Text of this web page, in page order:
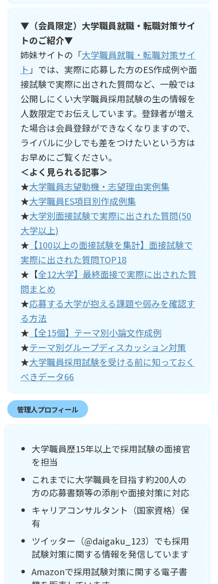
▼（会員限定）大学職員就職・転職対策サイ
トのご紹介▼
姉妹サイトの「大学職員就職・転職対策サイ
ト 」では、実際に応募した方のES作成例や面
接試験で実際に出された質問など、一般では
公開しにくい大学職員採用試験の生の情報を
人数限定でお伝えしています。登録者が増え
た場合は会員登録ができなくなりますので、
ライバルに少しでも差をつけたいという方は
お早めにご覧ください。
＜よく見られる記事＞
★大学職員志望動機・志望理由実例集
★大学職員ES項目別作成例集
★大学別面接試験で実際に出された質問(50
大学以上)
★ 【100以上の面接試験を集計】面接試験で
実際に出された質問TOP18
★【全12大学】最終面接で実際に出された質
問まとめ
★応募する大学が抱える課題や弱みを確認す
る方法
★ 【全15個】テーマ別小論文作成例
★テーマ別グループディスカッション対策
★大学職員採用試験を受ける前に知っておく
べきデータ66
管理人プロフィール
大学職員歴15年以上で採用試験の面接官
を担当
これまでに大学職員を目指す約200人の
方の応募書類等の添削や面接対策に対応
キャリアコンサルタント（国家資格）保
有
ツイッター（@daigaku_123）でも採用
試験対策に関する情報を発信しています
Amazonで採用試験対策に関する電子書